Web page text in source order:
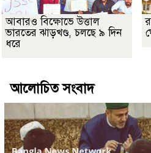
আবারও বিক্ষোভে উত্তাল
ভারতের ঝাড়খণ্ড, চলছে ৯ দিন
ধরে
আলোচিত সংবাদ